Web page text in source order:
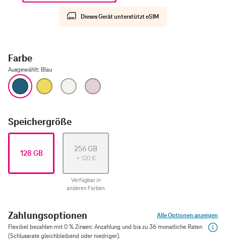
Dieses Gerät unterstützt eSIM
Farbe
Ausgewählt: Blau
Blau Gelb Silber
Speichergröße
128 GB 256 GB
+ 120 €
Verfügbar in
anderen Farben
Zahlungsoptionen
Alle Optionen anzeigen
Flexibel bezahlen mit 0 % Zinsen: Anzahlung und bis zu 36 monatliche Raten
(Schlussrate gleichbleibend oder niedriger).